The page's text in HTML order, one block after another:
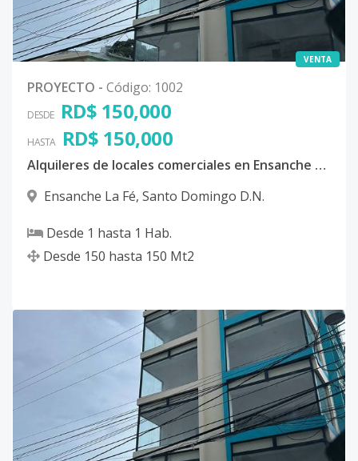
VENTA
PROYECTO - Código: 1002
DESDE RD$ 150,000
HASTA RD$ 150,000
Alquileres de locales comerciales en Ensanche La Fe
Ensanche La Fé, Santo Domingo D.N.
Desde 1 hasta 1 Hab.
Desde 150 hasta 150 Mt2